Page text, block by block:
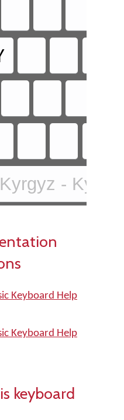
Kyrgyz -
Keyboard Help
Keyboard Help
keyboard